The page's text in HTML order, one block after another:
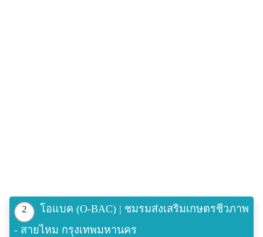
2
โอแบค (O-BAC) | ชมรมส่งเสริมเกษตรชีวภาพ
- สายไหม กรุงเทพมหานคร